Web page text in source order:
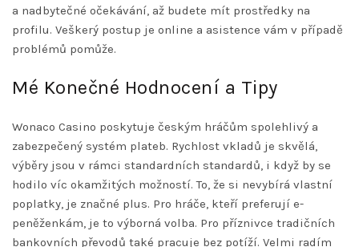
a nadbytečné očekávání, až budete mít prostředky na
profilu. Veškerý postup je online a asistence vám v případě
problémů pomůže.
Mé Konečné Hodnocení a Tipy
Wonaco Casino poskytuje českým hráčům spolehlivý a
zabezpečený systém plateb. Rychlost vkladů je skvělá,
výběry jsou v rámci standardních standardů, i když by se
hodilo víc okamžitých možností. To, že si nevybírá vlastní
poplatky, je značné plus. Pro hráče, kteří preferují e-
peněženkám, je to výborná volba. Pro příznivce tradičních
bankovních převodů také pracuje bez potíží. Velmi radím